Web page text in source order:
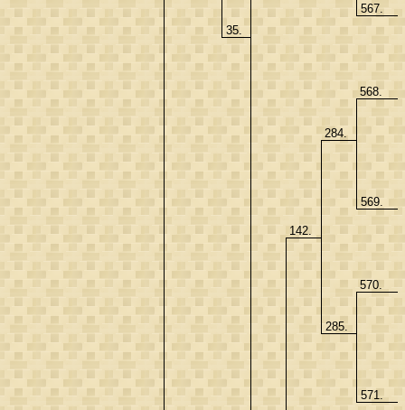
35.
567.
142.
284.
568.
569.
285.
570.
571.